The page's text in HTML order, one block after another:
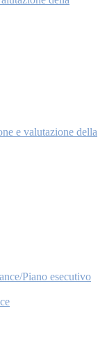
e valutazione della
Piano esecutivo